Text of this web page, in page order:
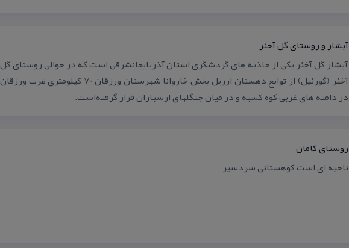
آبشار و روستای گل آخئر
آبشار گل‌ آخئر یكی از جاذبه های گردشگری استان آذربایجانشرقی است كه در حوالی روستای گل
آخئر (گورئیل) از توابع دهستان ارزیل بخش خاروانا شهرستان ورزقان 70 كیلومتری غرب ورزقان
در دامنه های غربی كوه كسبه و در میان جنگلهای ارسباران قرار گرفته‌است.
روستای كامان
ناحیه ای است كوهستانی سردسیر